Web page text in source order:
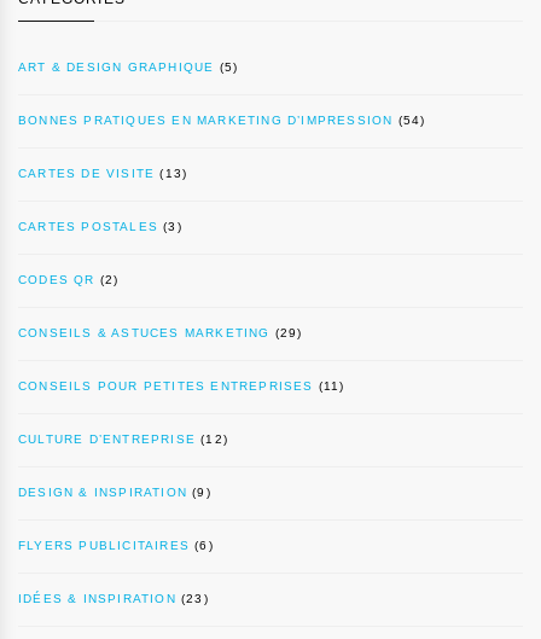
ART & DESIGN GRAPHIQUE (5)
BONNES PRATIQUES EN MARKETING D’IMPRESSION (54)
CARTES DE VISITE (13)
CARTES POSTALES (3)
CODES QR (2)
CONSEILS & ASTUCES MARKETING (29)
CONSEILS POUR PETITES ENTREPRISES (11)
CULTURE D’ENTREPRISE (12)
DESIGN & INSPIRATION (9)
FLYERS PUBLICITAIRES (6)
IDÉES & INSPIRATION (23)